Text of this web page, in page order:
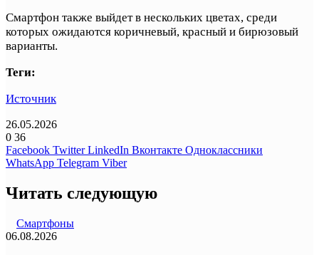
Смартфон также выйдет в нескольких цветах, среди
которых ожидаются коричневый, красный и бирюзовый
варианты.
Теги:
Источник
26.05.2026
0 36
Facebook Twitter LinkedIn Вконтакте Одноклассники
WhatsApp Telegram Viber
Читать следующую
Смартфоны
06.08.2026